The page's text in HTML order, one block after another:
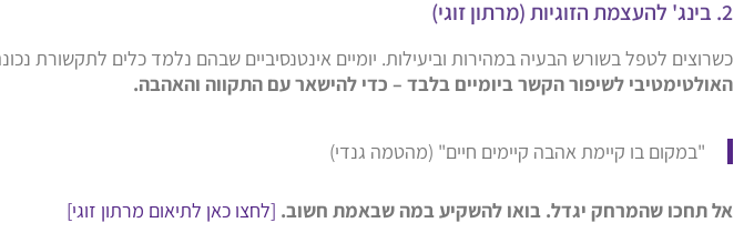
2. בינג' להעצמת הזוגיות (מרתון זוגי)
כשרוצים לטפל בשורש הבעיה במהירות וביעילות. יומיים אינטנסיביים שבהם נלמד כלים לתקשורת
האולטימטיבי לשיפור הקשר ביומיים בלבד – כדי להישאר עם התקווה והאהבה.
"במקום בו קיימת אהבה קיימים חיים" (מהטמה גנדי)
אל תחכו שהמרחק יגדל. בואו להשקיע במה שבאמת חשוב. [לחצו כאן לתיאום מרתון זוגי]